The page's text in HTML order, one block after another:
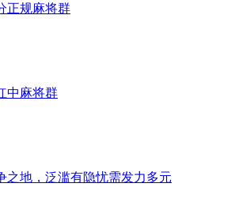
正规麻将群
中麻将群
之地，泛滥有隐忧需发力多元